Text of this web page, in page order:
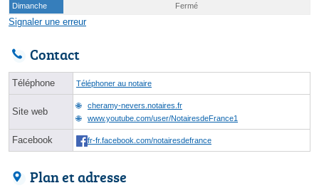
Dimanche
Fermé
Signaler une erreur
Contact
Téléphone Téléphoner au notaire
Site web
cheramy-nevers.notaires.fr
www.youtube.com/user/NotairesdeFrance1
Facebook fr-fr.facebook.com/notairesdefrance
Plan et adresse